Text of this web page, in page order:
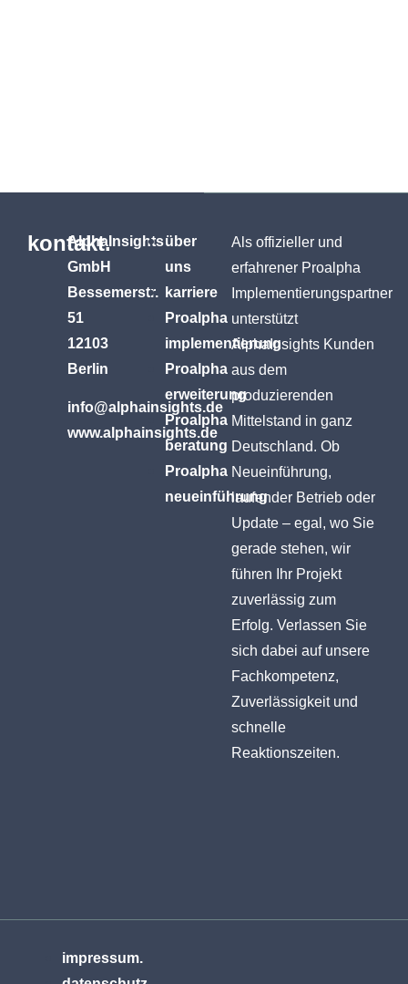
kontakt.
AlphaInsights
GmbH
Bessemerstr.
51
12103
Berlin
info@alphainsights.de
www.alphainsights.de
über
uns
karriere
Proalpha
implementierung
Proalpha
erweiterung
Proalpha
beratung
Proalpha
neueinführung
Als offizieller und
erfahrener Proalpha
Implementierungspartner
unterstützt
AlphaInsights Kunden
aus dem
produzierenden
Mittelstand in ganz
Deutschland. Ob
Neueinführung,
laufender Betrieb oder
Update – egal, wo Sie
gerade stehen, wir
führen Ihr Projekt
zuverlässig zum
Erfolg. Verlassen Sie
sich dabei auf unsere
Fachkompetenz,
Zuverlässigkeit und
schnelle
Reaktionszeiten.
impressum.